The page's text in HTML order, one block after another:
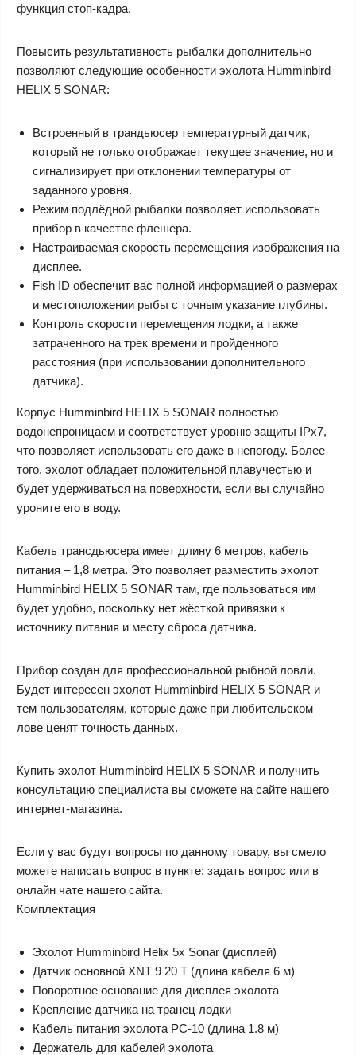
функция стоп-кадра.
Повысить результативность рыбалки дополнительно
позволяют следующие особенности эхолота Humminbird
HELIX 5 SONAR:
Встроенный в трандьюсер температурный датчик,
который не только отображает текущее значение, но и
сигнализирует при отклонении температуры от
заданного уровня.
Режим подлёдной рыбалки позволяет использовать
прибор в качестве флешера.
Настраиваемая скорость перемещения изображения на
дисплее.
Fish ID обеспечит вас полной информацией о размерах
и местоположении рыбы с точным указание глубины.
Контроль скорости перемещения лодки, а также
затраченного на трек времени и пройденного
расстояния (при использовании дополнительного
датчика).
Корпус Humminbird HELIX 5 SONAR полностью
водонепроницаем и соответствует уровню защиты IPx7,
что позволяет использовать его даже в непогоду. Более
того, эхолот обладает положительной плавучестью и
будет удерживаться на поверхности, если вы случайно
уроните его в воду.
Кабель трансдьюсера имеет длину 6 метров, кабель
питания – 1,8 метра. Это позволяет разместить эхолот
Humminbird HELIX 5 SONAR там, где пользоваться им
будет удобно, поскольку нет жёсткой привязки к
источнику питания и месту сброса датчика.
Прибор создан для профессиональной рыбной ловли.
Будет интересен эхолот Humminbird HELIX 5 SONAR и
тем пользователям, которые даже при любительском
лове ценят точность данных.
Купить эхолот Humminbird HELIX 5 SONAR и получить
консультацию специалиста вы сможете на сайте нашего
интернет-магазина.
Если у вас будут вопросы по данному товару, вы смело
можете написать вопрос в пункте: задать вопрос или в
онлайн чате нашего сайта.
Комплектация
Эхолот Humminbird Helix 5x Sonar (дисплей)
Датчик основной XNT 9 20 T (длина кабеля 6 м)
Поворотное основание для дисплея эхолота
Крепление датчика на транец лодки
Кабель питания эхолота PC-10 (длина 1.8 м)
Держатель для кабелей эхолота